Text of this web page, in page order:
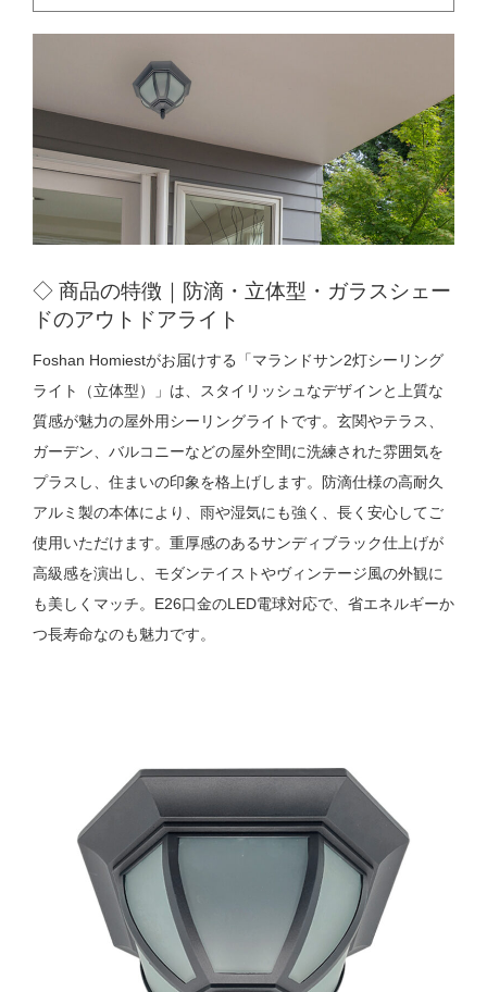
◇ 商品の特徴｜ 防滴・立体型・ガラスシェー
ドのアウトドアライト
Foshan Homiestがお届けする「マランドサン2灯シーリング
ライト（立体型）」は、スタイリッシュなデザインと上質な
質感が魅力の屋外用シーリングライトです。玄関やテラス、
ガーデン、バルコニーなどの屋外空間に洗練された雰囲気を
プラスし、住まいの印象を格上げします。防滴仕様の高耐久
アルミ製の本体により、雨や湿気にも強く、長く安心してご
使用いただけます。 重厚感のあるサンディブラック仕上げが
高級感を演出し、モダンテイストやヴィンテージ風の外観に
も美しくマッチ。E26口金のLED電球対応で、省エネルギーか
つ長寿命なのも魅力です。